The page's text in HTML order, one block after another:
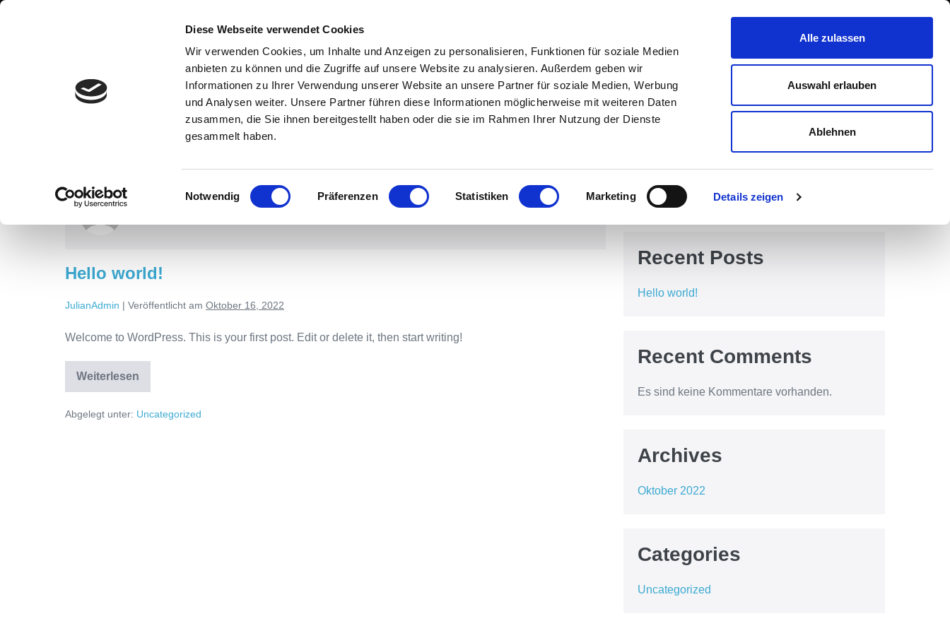
Diese Webseite verwendet Cookies
Wir verwenden Cookies, um Inhalte und Anzeigen zu personalisieren, Funktionen für soziale Medien
anbieten zu können und die Zugriffe auf unsere Website zu analysieren. Außerdem geben wir
Informationen zu Ihrer Verwendung unserer Website an unsere Partner für soziale Medien, Werbung
und Analysen weiter. Unsere Partner führen diese Informationen möglicherweise mit weiteren Daten
zusammen, die Sie ihnen bereitgestellt haben oder die sie im Rahmen Ihrer Nutzung der Dienste
gesammelt haben.
Einwilligungsauswahl
Notwendig Präferenzen Statistiken Marketing Details zeigen
Alle zulassen
Auswahl erlauben
Ablehnen
0157-33867794 0159-04346304
JulianAdmin
Hello world!
JulianAdmin | Veröffentlicht am Oktober 16, 2022
Welcome to WordPress. This is your first post. Edit or delete it, then start writing!
Weiterlesen
Abgelegt unter: Uncategorized
Recent Posts
Hello world!
Recent Comments
Es sind keine Kommentare vorhanden.
Archives
Oktober 2022
Categories
Uncategorized